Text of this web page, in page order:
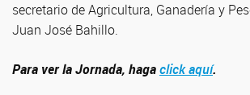
secretario de Agricultura, Ganadería y
Juan José Bahillo.
Para ver la Jornada, hagaclick aquí.